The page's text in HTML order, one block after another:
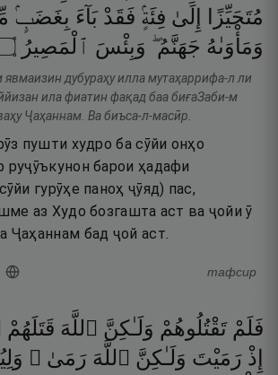
مُتَحَيِّزًا
إِلَىٰ فِئَةٍۢ فَقَدْ بَآءَ بِغَضَبٍۢ
وَمَأْوَىٰهُ جَهَنَّمُ ۖ وَبِئْسَ ٱلْمَصِيرُ
дубураҳу илла мутаҳаррифа-л ли
ила фиатин фақад баа биғаЗаби-м
Ҷаҳаннам. Ва биъса-л-масӣр.
пушти худро ба сӯйи онҳо
руҷӯъкунон барои ҳадафи
гурӯҳе паноҳ ҷӯяд) пас,
аз Худо бозгашта аст ва ҷойи ӯ
Ҷаҳаннам бад ҷой аст.
тафсир
فَلَمْ تَقْتُلُوهُمْ وَلَـٰكِنَّ ٱللَّهَ
إِذْ رَمَيْتَ وَلَـٰكِنَّ ٱللَّهَ رَمَىٰ ۚ